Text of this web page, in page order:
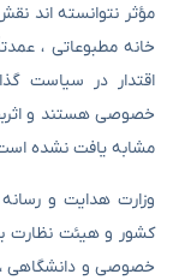
مؤثر نتوانسته اند
خانه مطبوعاتی ،
اقتدار در سیاست
خصوصی هستند و
مشابه یافت نشده
وزارت هدایت و
کشور و هیئت نظارت
خصوصی و دانشگاهی ،